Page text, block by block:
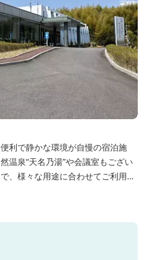
利で静かな環境が自慢の宿泊施
温泉“天名乃湯”や会議室もござい
、様々な用途に合わせてご利用頂